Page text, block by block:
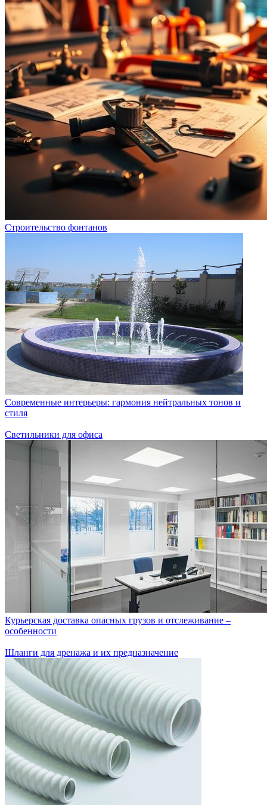
Строительство фонтанов
Современные интерьеры: гармония нейтральных тонов и
стиля
Светильники для офиса
Курьерская доставка опасных грузов и отслеживание –
особенности
Шланги для дренажа и их предназначение